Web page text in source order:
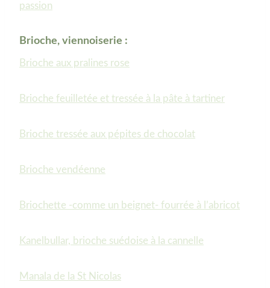
passion
Brioche, viennoiserie :
Brioche aux pralines rose
Brioche feuilletée et tressée à la pâte à tartiner
Brioche tressée aux pépites de chocolat
Brioche vendéenne
Briochette -comme un beignet- fourrée à l’abricot
Kanelbullar, brioche suédoise à la cannelle
Manala de la St Nicolas